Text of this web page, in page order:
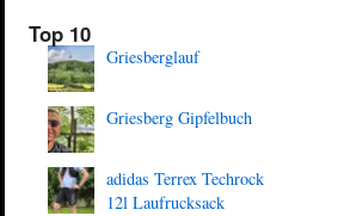
Top 10
Griesberglauf
Griesberg Gipfelbuch
adidas Terrex Techrock
12l Laufrucksack